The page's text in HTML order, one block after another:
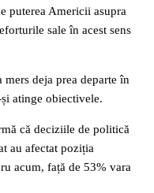
puterea Americii asupra
sale în acest sens
deja prea departe în
atinge obiectivele.
că deciziile de politică
au afectat poziția
acum, față de 53% vara